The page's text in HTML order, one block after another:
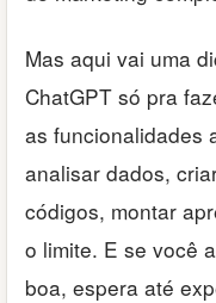
Mas aqui vai uma
ChatGPT só pra
as funcionalidades
analisar dados,
códigos, montar
o limite. E se você
boa, espera até